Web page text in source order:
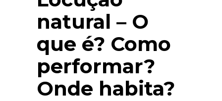
natural – O
que é? Como
performar?
Onde habita?